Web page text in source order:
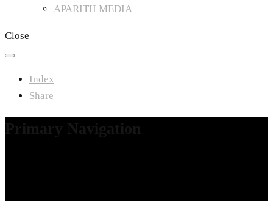
APARITII MEDIA
Close
Index
Share